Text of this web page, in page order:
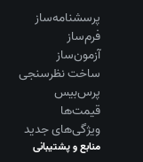
پرسشنامه‌ساز
فرم‌ساز
آزمون‌ساز
ساخت نظرسنجی
پرس‌بیس
قیمت‌ها
ویژگی‌های جدید
منابع و پشتیبانی